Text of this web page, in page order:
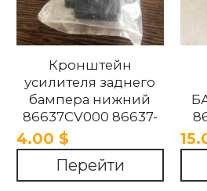
Кронштейн
усилителя заднего
бампера нижний
86637CV000 86637-
CV000 KIA / Hyundai
2012-2020
4.00 $
Перейти